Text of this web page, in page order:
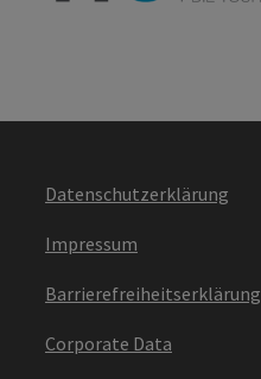
Datenschutzerklärung
Impressum
Barrierefreiheitserklärung
Corporate Data